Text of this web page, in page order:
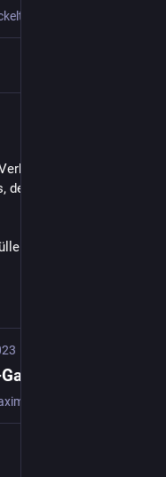
nach China.
offenbar Kontakte
Töwe. U.a. ich durfte